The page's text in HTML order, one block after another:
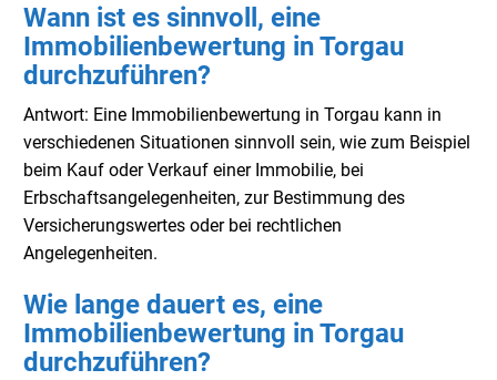
Wann ist es sinnvoll, eine
Immobilienbewertung in Torgau
durchzuführen?
Antwort: Eine Immobilienbewertung in Torgau kann in
verschiedenen Situationen sinnvoll sein, wie zum Beispiel
beim Kauf oder Verkauf einer Immobilie, bei
Erbschaftsangelegenheiten, zur Bestimmung des
Versicherungswertes oder bei rechtlichen
Angelegenheiten.
Wie lange dauert es, eine
Immobilienbewertung in Torgau
durchzuführen?